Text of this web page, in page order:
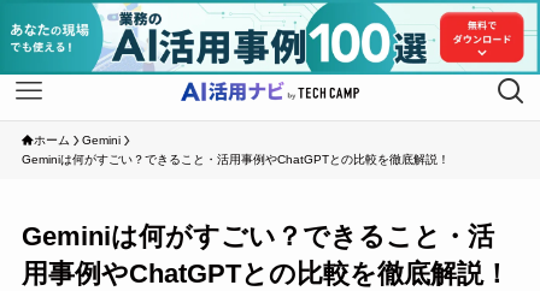
ホーム
Gemini
Geminiは何がすごい？できること・活用事例やChatGPTとの比較を徹底解説！
Geminiは何がすごい？できること・活
用事例やChatGPTとの比較を徹底解説！